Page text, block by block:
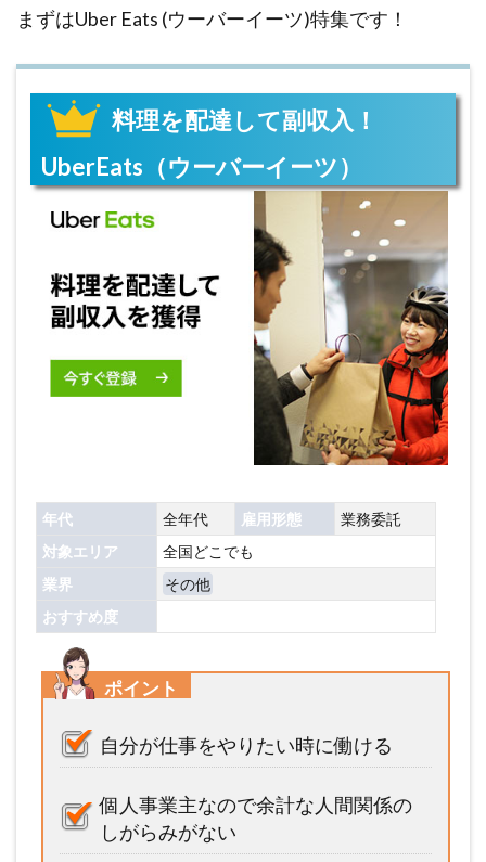
まずはUber Eats (ウーバーイーツ)特集です！
料理を配達して副収入！
UberEats（ウーバーイーツ）
年代 全年代 雇用形態
業務委託
対象エリア
全国どこでも
業界
その他
おすすめ度
ポイント
自分が仕事をやりたい時に働ける
個人事業主なので余計な人間関係の
しがらみがない